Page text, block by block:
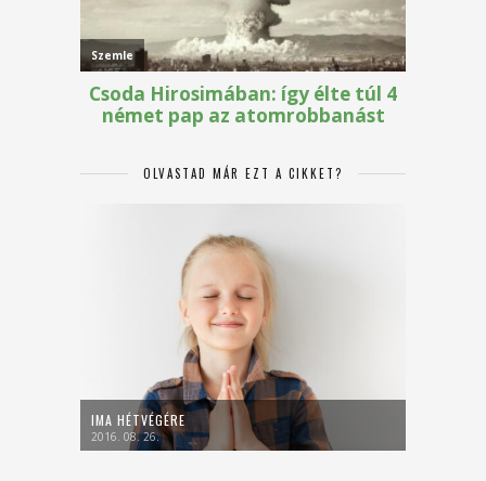
OLVASTAD MÁR EZT A CIKKET?
IMA HÉTVÉGÉRE
2016. 08. 26.